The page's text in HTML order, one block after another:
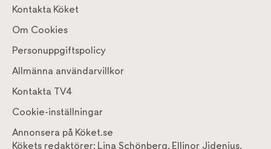
Kontakta Köket
Om Cookies
Personuppgiftspolicy
Allmänna användarvillkor
Kontakta TV4
Cookie-inställningar
Annonsera på Köket.se
Kökets redaktörer: Lina Schönberg, Ellinor Jidenius,